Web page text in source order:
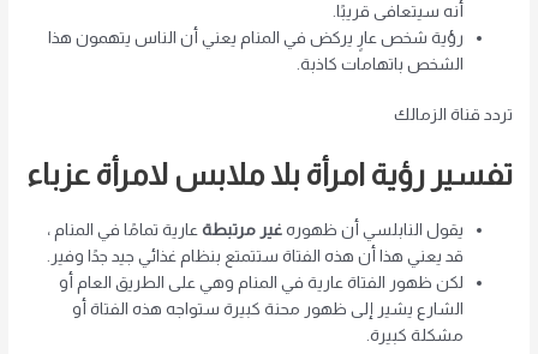
أنه سيتعافى قريبًا.
رؤية شخص عارٍ يركض في المنام يعني أن الناس يتهمون هذا
الشخص باتهامات كاذبة.
تردد قناة الزمالك
تفسير رؤية امرأة بلا ملابس لامرأة عزباء
يقول النابلسي أن ظهورهغير مرتبطة عارية تمامًا في المنام ،
قد يعني هذا أن هذه الفتاة ستتمتع بنظام غذائي جيد جدًا وفير.
لكن ظهور الفتاة عارية في المنام وهي على الطريق العام أو
الشارع يشير إلى ظهور محنة كبيرة ستواجه هذه الفتاة أو
مشكلة كبيرة.